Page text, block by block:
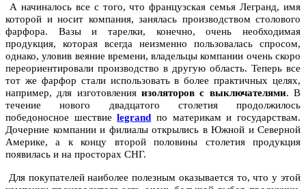
А начиналось все с того, что французская семья Легранд, имя
которой и носит компания, занялась производством столового
фарфора. Вазы и тарелки, конечно, очень необходимая
продукция, которая всегда неизменно пользовалась спросом,
однако, уловив веяние времени, владельцы компании очень скоро
переориентировали производство в другую область. Теперь все
тот же фарфор стали использовать в более практичных целях,
например, для изготовления изоляторов с выключателями. В
течение нового двадцатого столетия продолжилось
победоносное шествиеlegrand по материкам и государствам.
Дочерние компании и филиалы открылись в Южной и Северной
Америке, а к концу второй половины столетия продукция
появилась и на просторах СНГ.
Для покупателей наиболее полезным оказывается то, что у этой